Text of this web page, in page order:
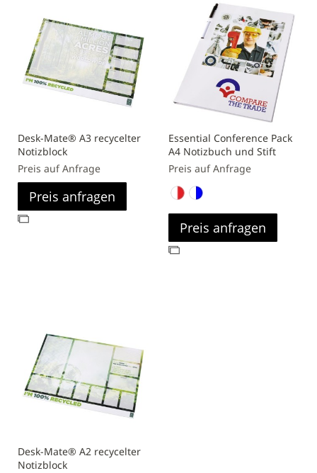
Desk-Mate® A3 recycelter
Notizblock
Preis auf Anfrage
Preis anfragen
Zur
Essential Conference Pack
A4 Notizbuch und Stift
Preis auf Anfrage
Preis anfragen
Zur
Desk-Mate® A2 recycelter
Notizblock